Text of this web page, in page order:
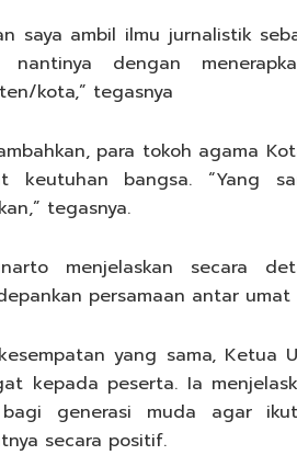
saya ambil ilmu jurnalistik
nantinya dengan
kota,” tegasnya
para tokoh agama
keutuhan bangsa. “Yang
tegasnya.
menjelaskan secara
persamaan antar umat
yang sama, Ketua
kepada peserta. Ia
generasi muda agar
secara positif.